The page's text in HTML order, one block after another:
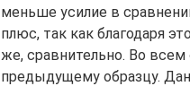
меньше усилие в
плюс, так как благодаря
же, сравнительно. Во
предыдущему образцу.